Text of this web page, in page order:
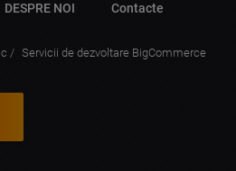
DESPRE NOI Contacte
Servicii de dezvoltare BigCommerce